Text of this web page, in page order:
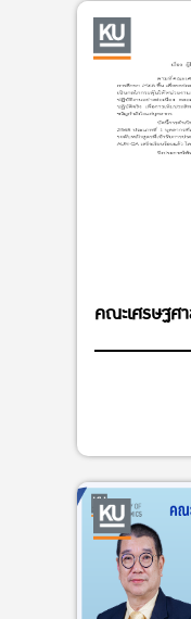
คณะเศรษฐศ